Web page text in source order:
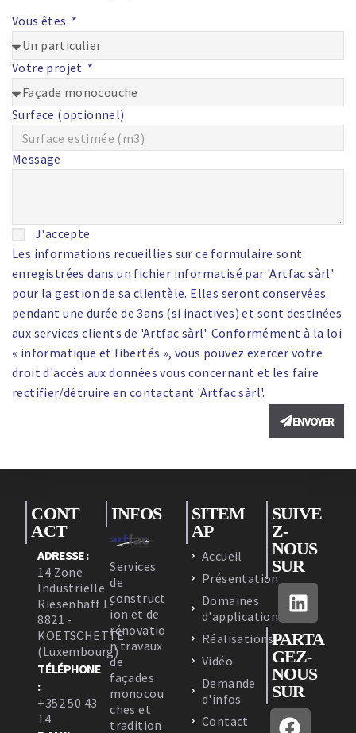
Vous êtes
Votre projet
Surface (optionnel)
Message
J'accepte
Les informations recueillies sur ce formulaire sont
enregistrées dans un fichier informatisé par 'Artfac sàrl'
pour la gestion de sa clientèle. Elles seront conservées
pendant une durée de 3ans (si inactives) et sont destinées
aux services clients de 'Artfac sàrl'. Conformément à la loi
« informatique et libertés », vous pouvez exercer votre
droit d'accès aux données vous concernant et les faire
rectifier/détruire en contactant 'Artfac sàrl'.
ENVOYER
CONT
ACT
ADRESSE :
14 Zone
Industrielle
Riesenhaff L-
8821 -
KOETSCHETTE
(Luxembourg)
TÉLÉPHONE
:
+352 50 43
14
INFOS
Services
de
construct
ion et de
rénovatio
n travaux
de
façades
monocou
ches et
tradition
SITEM
AP
Accueil
Présentation
Domaines
d'applications
Réalisations
Vidéo
Demande
d'infos
Contact
SUIVE
Z-
NOUS
SUR
PARTA
GEZ-
NOUS
SUR